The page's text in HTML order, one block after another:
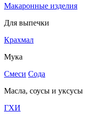
Макаронные изделия
Для выпечки
Крахмал
Мука
Смеси Сода
Масла, соусы и уксусы
ГХИ